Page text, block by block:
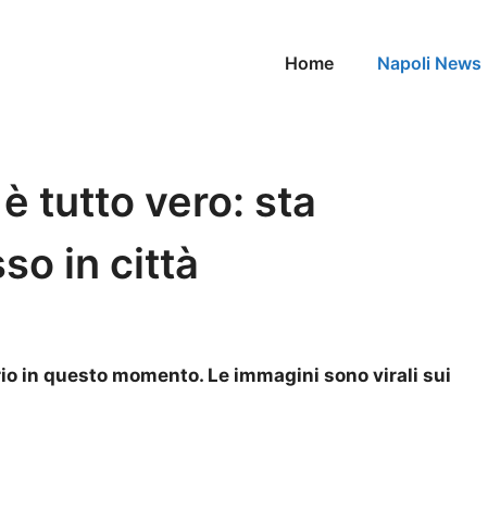
Home Napoli News
tutto vero: sta
in città
in questo momento. Le immagini sono virali sui